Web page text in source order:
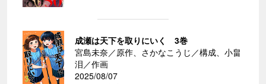
成瀬は天下を取りにいく 3巻
宮島未奈／原作、さかなこうじ／構成、小畠
泪／作画
2025/08/07